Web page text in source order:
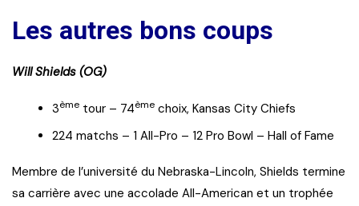
Les autres bons coups
Will Shields (OG)
3ème tour – 74ème choix, Kansas City Chiefs
224 matchs – 1 All-Pro – 12 Pro Bowl – Hall of Fame
Membre de l’université du Nebraska-Lincoln, Shields termine
sa carrière avec une accolade All-American et un trophée